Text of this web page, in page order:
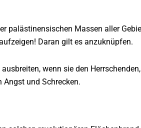
palästinensischen Massen aller
Daran gilt es anzuknüpfen.
wenn sie den
Angst und Schrecken.